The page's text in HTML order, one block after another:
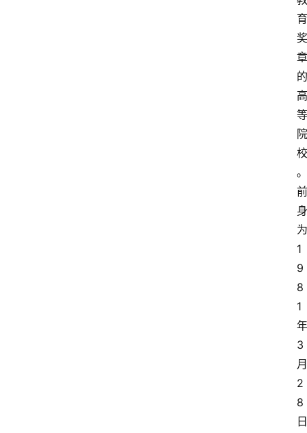
育
奖
章
的
高
等
院
校
。
前
身
为
1
9
8
1
年
3
月
2
8
日